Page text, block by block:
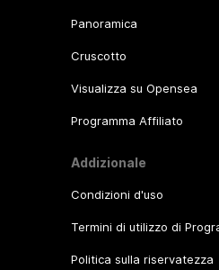
Panoramica
Cruscotto
Visualizza su Opensea
Programma Affiliato
Addizionale
Condizioni d'uso
Termini di utilizzo di
Politica sulla riservatezza